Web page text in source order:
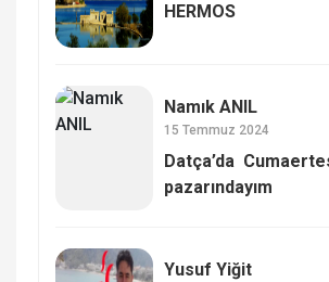
HERMOS​
Namık ANIL
15 Temmuz 2024
Datça’da
pazarındayım
Yusuf Yiğit